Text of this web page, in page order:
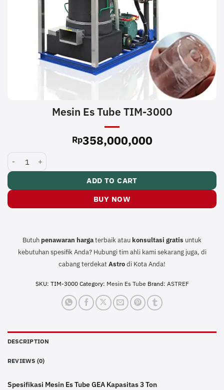
Mesin Es Tube TIM-3000
Rp358,000,000
Mesin Es Tube TIM-3000 quantity
ADD TO CART
BUY NOW
Butuh penawaran hargaterbaik atau konsultasi gratis untuk
kebutuhan spesifik Anda? Hubungi tim ahli kami sekarang juga, di
cabang terdekat Astrodi Kota Anda!
SKU: TIM-3000 Category: Mesin Es Tube Brand: ASTREF
DESCRIPTION
REVIEWS (0)
Spesifikasi Mesin Es Tube GEA Kapasitas 3 Ton